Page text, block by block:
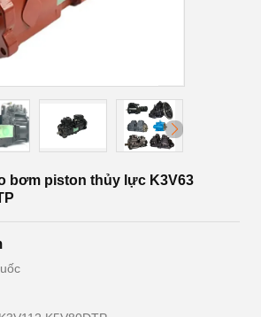
bơm piston thủy lực K3V63